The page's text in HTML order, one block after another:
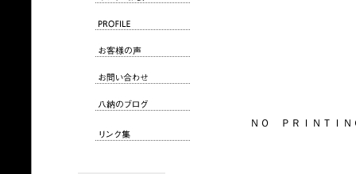
ＮＯ ＰＲＩＮＴＩＮ